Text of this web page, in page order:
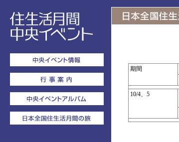
期間
10/4、5